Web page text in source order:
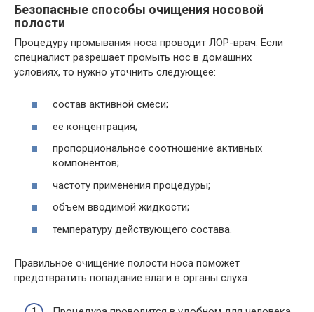
Безопасные способы очищения носовой
полости
Процедуру промывания носа проводит ЛОР-врач. Если
специалист разрешает промыть нос в домашних
условиях, то нужно уточнить следующее:
состав активной смеси;
ее концентрация;
пропорциональное соотношение активных
компонентов;
частоту применения процедуры;
объем вводимой жидкости;
температуру действующего состава.
Правильное очищение полости носа поможет
предотвратить попадание влаги в органы слуха.